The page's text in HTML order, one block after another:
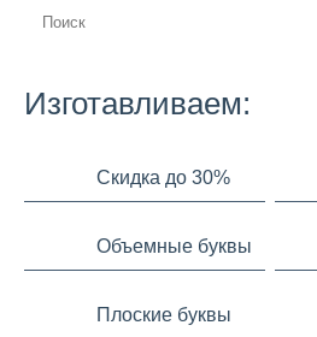
Изготавливаем:
Скидка до 30%
Объемные буквы
Плоские буквы